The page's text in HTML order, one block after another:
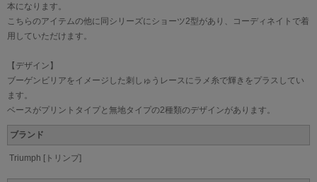
本になります。
こちらのアイテムの他に同シリーズにショーツ2型があり、コーディネイトで着
用していただけます。
【デザイン】
ブーゲンビリアをイメージした刺しゅうレースにラメ糸で輝きをプラスしてい
ます。
ベースがプリントタイプと無地タイプの2種類のデザインがあります。
ブランド
Triumph [トリンプ]